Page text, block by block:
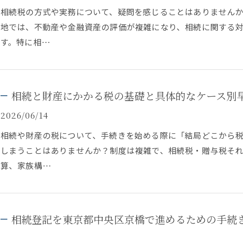
相続税の方式や実務について、疑問を感じることはありません
地では、不動産や金融資産の評価が複雑になり、相続に関する
す。特に相…
相続と財産にかかる税の基礎と具体的なケース別
2026/06/14
相続や財産の税について、手続きを始める際に「結局どこから
しまうことはありませんか？制度は複雑で、相続税・贈与税そ
算、家族構…
相続登記を東京都中央区京橋で進めるための手続